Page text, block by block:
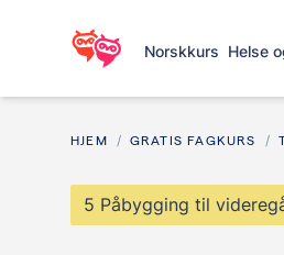
Norskkurs Helse
HJEM GRATIS FAGKURS
5 Påbygging til